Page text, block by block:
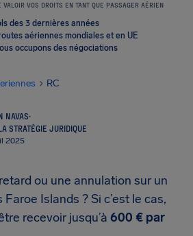
VALOIR VOS DROITS EN TANT QUE PASSAGER AÉRIEN
des 3 dernières années
aériennes mondiales et en UE
occupons des négociations
RC
NAVAS·
STRATÉGIE JURIDIQUE
2025
ou une annulation sur un
Islands ? Si c’est le cas,
recevoir jusqu’à 600 € par